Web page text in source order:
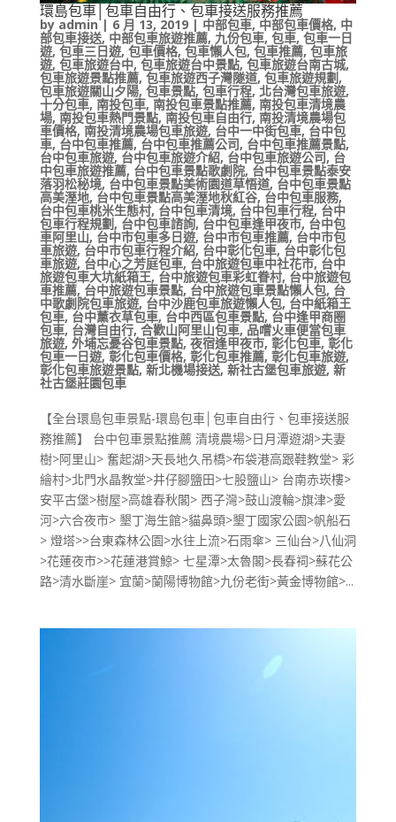
環島包車│包車自由行、包車接送服務推薦
by admin| 6 月 13, 2019| 中部包車, 中部包車價格, 中
部包車接送, 中部包車旅遊推薦, 九份包車, 包車, 包車一日
遊, 包車三日遊, 包車價格, 包車懶人包, 包車推薦, 包車旅
遊, 包車旅遊台中, 包車旅遊台中景點, 包車旅遊台南古城,
包車旅遊景點推薦, 包車旅遊西子灣隧道, 包車旅遊規劃,
包車旅遊關山夕陽, 包車景點, 包車行程, 北台灣包車旅遊,
十分包車, 南投包車, 南投包車景點推薦, 南投包車清境農
場, 南投包車熱門景點, 南投包車自由行, 南投清境農場包
車價格, 南投清境農場包車旅遊, 台中一中街包車, 台中包
車, 台中包車推薦, 台中包車推薦公司, 台中包車推薦景點,
台中包車旅遊, 台中包車旅遊介紹, 台中包車旅遊公司, 台
中包車旅遊推薦, 台中包車景點歌劇院, 台中包車景點泰安
落羽松秘境, 台中包車景點美術園道草悟道, 台中包車景點
高美溼地, 台中包車景點高美溼地秋紅谷, 台中包車服務,
台中包車桃米生態村, 台中包車清境, 台中包車行程, 台中
包車行程規劃, 台中包車諮詢, 台中包車逢甲夜市, 台中包
車阿里山, 台中市包車多日遊, 台中市包車推薦, 台中市包
車旅遊, 台中市包車行程介紹, 台中彰化包車, 台中彰化包
車旅遊, 台中心之芳庭包車, 台中旅遊包車中社花市, 台中
旅遊包車大坑紙箱王, 台中旅遊包車彩虹眷村, 台中旅遊包
車推薦, 台中旅遊包車景點, 台中旅遊包車景點懶人包, 台
中歌劇院包車旅遊, 台中沙鹿包車旅遊懶人包, 台中紙箱王
包車, 台中薰衣草包車, 台中西區包車景點, 台中逢甲商圈
包車, 台灣自由行, 合歡山阿里山包車, 品嚐火車便當包車
旅遊, 外埔忘憂谷包車景點, 夜宿逢甲夜市, 彰化包車, 彰化
包車一日遊, 彰化包車價格, 彰化包車推薦, 彰化包車旅遊,
彰化包車旅遊景點, 新北機場接送, 新社古堡包車旅遊, 新
社古堡莊園包車
【全台環島包車景點-環島包車│包車自由行、包車接送服
務推薦】 台中包車景點推薦 清境農場>日月潭遊湖>夫妻
樹>阿里山> 奮起湖>天長地久吊橋>布袋港高跟鞋教堂> 彩
繪村>北門水晶教堂>井仔腳鹽田>七股鹽山> 台南赤崁樓>
安平古堡>樹屋>高雄春秋閣> 西子灣>鼓山渡輪>旗津>愛
河>六合夜市> 墾丁海生館>貓鼻頭>墾丁國家公園>帆船石
> 燈塔>>台東森林公園>水往上流>石雨傘> 三仙台>八仙洞
>花蓮夜市>>花蓮港賞鯨> 七星潭>太魯閣>長春祠>蘇花公
路>清水斷崖> 宜蘭>蘭陽博物館>九份老街>黃金博物館>...